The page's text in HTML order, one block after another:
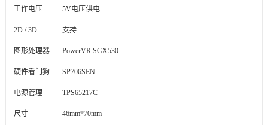
工作电压 5V电压供电
2D / 3D 支持
图形处理器 PowerVR SGX530
硬件看门狗 SP706SEN
电源管理 TPS65217C
尺寸 46mm*70mm